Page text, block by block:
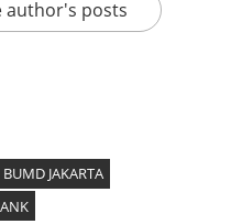
author's posts
BUMD JAKARTA